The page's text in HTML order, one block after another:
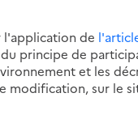
l'application de
principe de
et les
modification, sur le